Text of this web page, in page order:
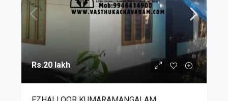
Rs.20 lakh